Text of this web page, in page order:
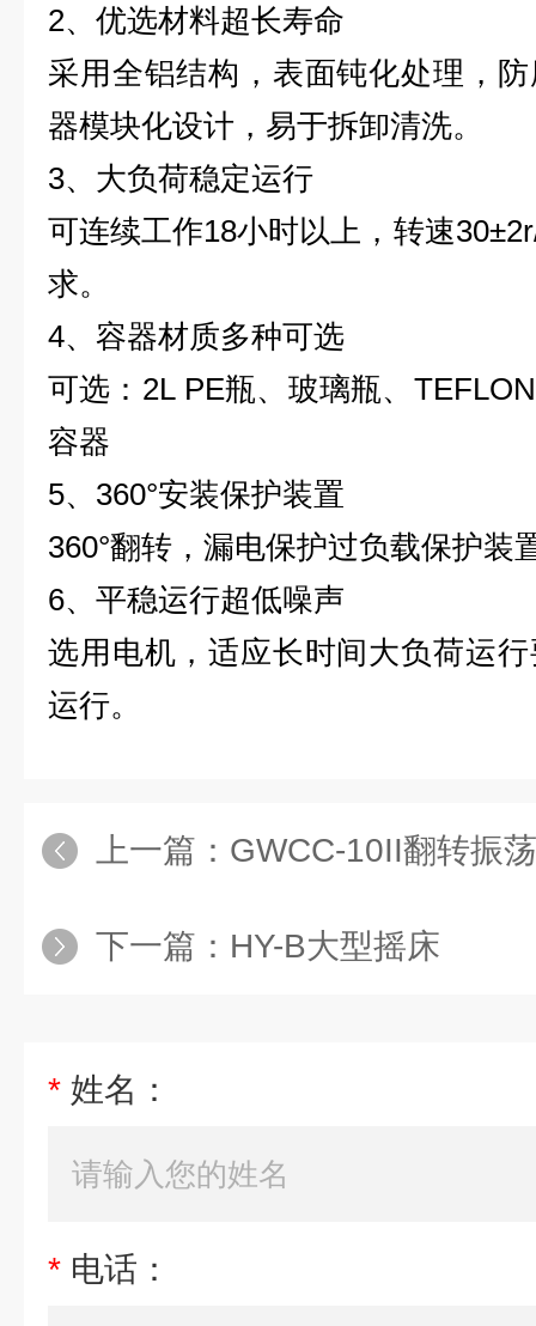
2、优选材料超长寿命
采用全铝结构，表面钝化处理，
器模块化设计，易于拆卸清洗。
3、大负荷稳定运行
可连续工作18小时以上，转速
求。
4、容器材质多种可选
可选： 2L PE瓶、玻璃瓶、 TEFLON
容器
5、 360°安装保护装置
360°翻转，漏电保护过负载保护装
6、平稳运行超低噪声
选用电机，适应长时间大负荷运
运行。
上一篇： GWCC-10II翻转振
下一篇： HY-B大型摇床
* 姓名：
* 电话：